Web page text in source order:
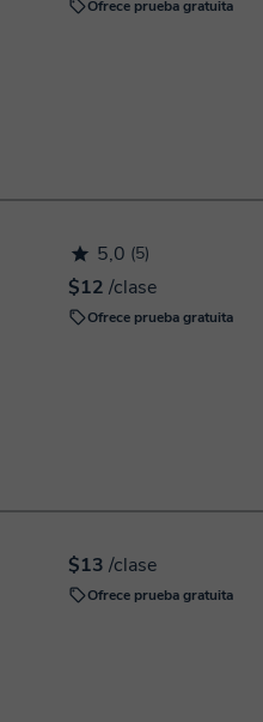
Ofrece prueba gratuita
5,0 (5)
$12 /clase
Ofrece prueba gratuita
$13 /clase
Ofrece prueba gratuita